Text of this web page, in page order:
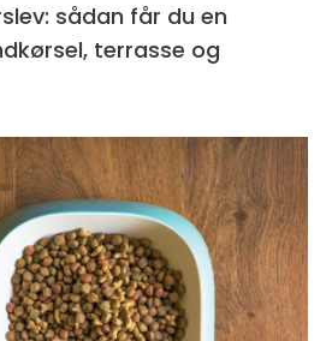
sådan får du en
terrasse og